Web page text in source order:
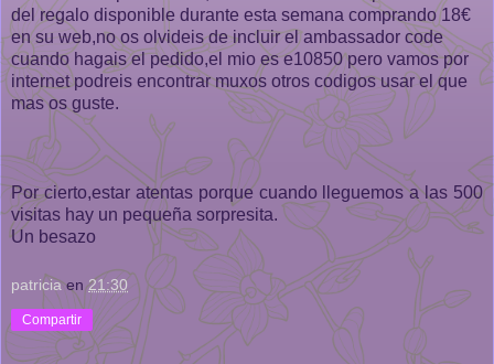
del regalo disponible durante esta semana comprando 18€
en su web,no os olvideis de incluir el ambassador code
cuando hagais el pedido,el mio es e10850 pero vamos por
internet podreis encontrar muxos otros codigos usar el que
mas os guste.
Por cierto,estar atentas porque cuando lleguemos a las 500
visitas hay un pequeña sorpresita.
Un besazo
patricia en21:30
Compartir